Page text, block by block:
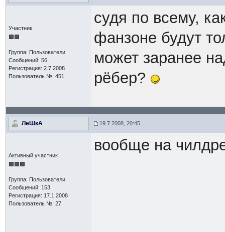
Участник
Группа: Пользователи
Сообщений: 56
Регистрация: 2.7.2008
Пользователь №: 451
судя по всему,
фанзоне будут
может заранее
рёбер?
ЛёШкА 19.7.2008, 20:45
Активный участник
Группа: Пользователи
Сообщений: 153
Регистрация: 17.1.2008
Пользователь №: 27
вообще на